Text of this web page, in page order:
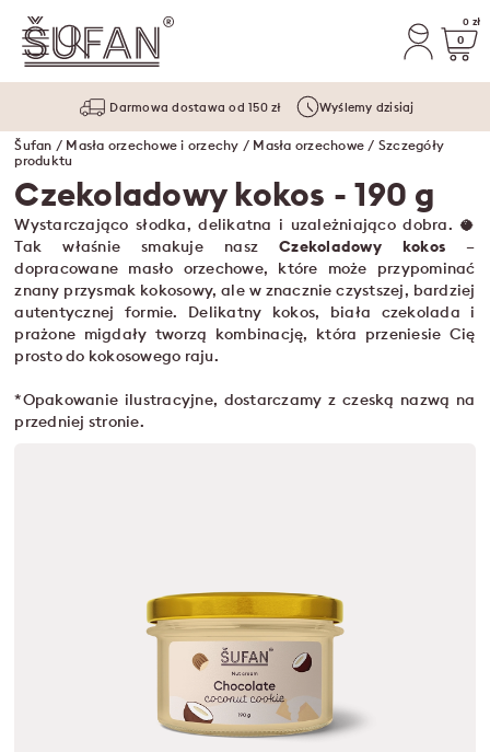
0 zł
0
Darmowa dostawa od 150 zł Wyślemy dzisiaj
Šufan / Masła orzechowe i orzechy / Masła orzechowe / Szczegóły
produktu
Czekoladowy kokos - 190 g
Wystarczająco słodka, delikatna i uzależniająco dobra. 🥥
Tak właśnie smakuje naszCzekoladowy kokos –
dopracowane masło orzechowe, które może przypominać
znany przysmak kokosowy, ale w znacznie czystszej, bardziej
autentycznej formie. Delikatny kokos, biała czekolada i
prażone migdały tworzą kombinację, która przeniesie Cię
prosto do kokosowego raju.
*Opakowanie ilustracyjne, dostarczamy z czeską nazwą na
przedniej stronie.